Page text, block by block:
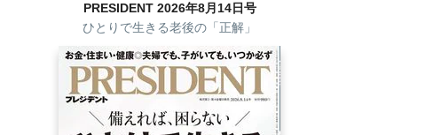
PRESIDENT 2026年8月14日号
ひとりで生きる老後の「正解」